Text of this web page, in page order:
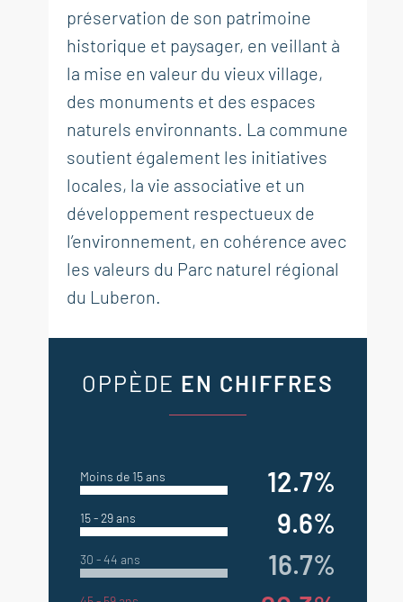
préservation de son patrimoine
historique et paysager, en veillant à
la mise en valeur du vieux village,
des monuments et des espaces
naturels environnants. La commune
soutient également les initiatives
locales, la vie associative et un
développement respectueux de
l’environnement, en cohérence avec
les valeurs du Parc naturel régional
du Luberon.
OPPÈDE EN CHIFFRES
Moins de 15 ans 12.7%
15 - 29 ans 9.6%
30 - 44 ans 16.7%